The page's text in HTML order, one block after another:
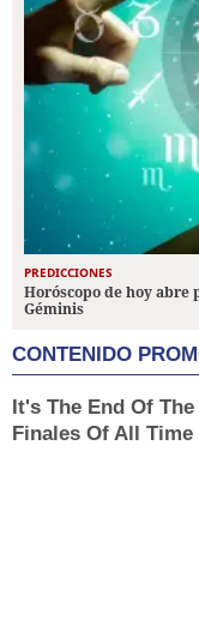
PREDICCIONES
Horóscopo de hoy abre
Géminis
CONTENIDO
It's The End Of
Finales Of All Time